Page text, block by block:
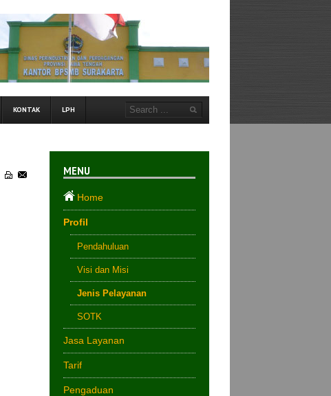
KONTAK LPH
MENU
Home
Profil
Pendahuluan
Visi dan Misi
Jenis Pelayanan
SOTK
Jasa Layanan
Tarif
Pengaduan